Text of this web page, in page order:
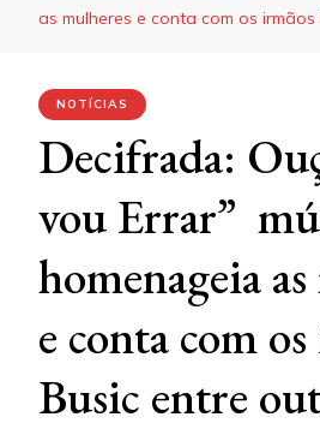
as mulheres e conta com os
NOTÍCIAS
Decifrada:
vou Errar”
homenageia
e conta com
Busic entre